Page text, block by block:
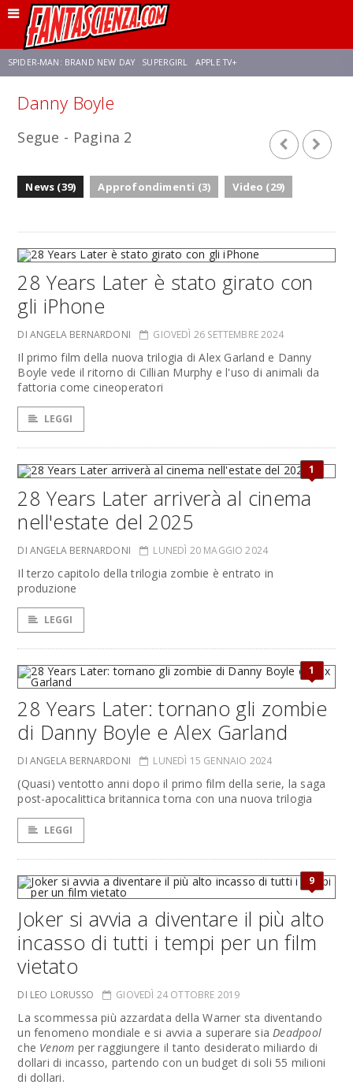
SPIDER-MAN: BRAND NEW DAY SUPERGIRL APPLE TV+
FRANCO RICCIARDIELLO
Danny Boyle
Segue - Pagina 2
News (39) Approfondimenti (3) Video (29)
28 Years Later è stato girato con
gli iPhone
DI ANGELA BERNARDONI GIOVEDÌ 26 SETTEMBRE 2024
Il primo film della nuova trilogia di Alex Garland e Danny
Boyle vede il ritorno di Cillian Murphy e l'uso di animali da
fattoria come cineoperatori
LEGGI
1
28 Years Later arriverà al cinema
nell'estate del 2025
DI ANGELA BERNARDONI LUNEDÌ 20 MAGGIO 2024
Il terzo capitolo della trilogia zombie è entrato in
produzione
LEGGI
1
28 Years Later: tornano gli zombie
di Danny Boyle e Alex Garland
DI ANGELA BERNARDONI LUNEDÌ 15 GENNAIO 2024
(Quasi) ventotto anni dopo il primo film della serie, la saga
post-apocalittica britannica torna con una nuova trilogia
LEGGI
9
Joker si avvia a diventare il più alto
incasso di tutti i tempi per un film
vietato
DI LEO LORUSSO GIOVEDÌ 24 OTTOBRE 2019
La scommessa più azzardata della Warner sta diventando
un fenomeno mondiale e si avvia a superare siaDeadpool
che Venom per raggiungere il tanto desiderato miliardo di
dollari di incasso, partendo con un budget di soli 55 milioni
di dollari.